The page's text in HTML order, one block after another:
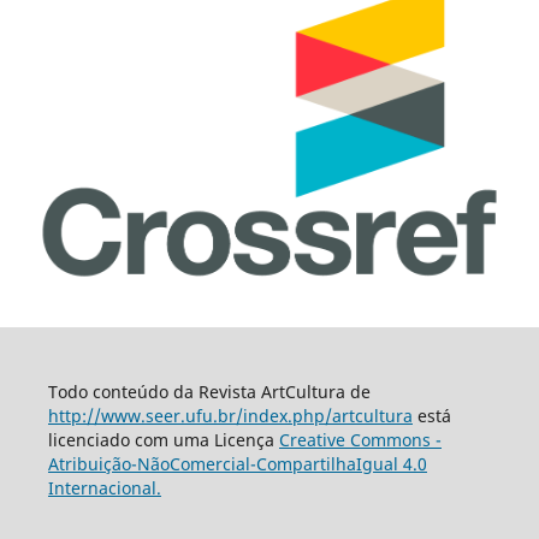
Todo conteúdo da Revista ArtCultura de
http://www.seer.ufu.br/index.php/artcultura está
licenciado com uma Licença Creative Commons -
Atribuição-NãoComercial-CompartilhaIgual 4.0
Internacional.